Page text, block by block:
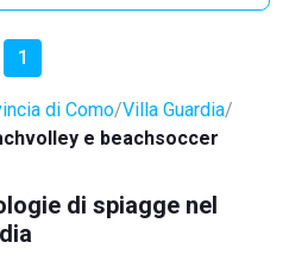
1
di Como Villa Guardia
e beachsoccer
di spiagge nel